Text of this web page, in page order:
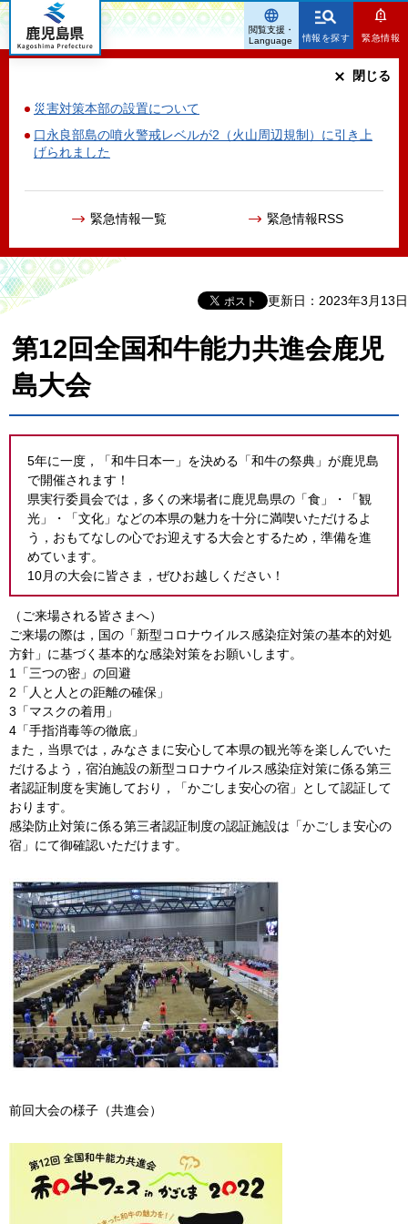
鹿児島県
情報を探す 緊急情報
災害対策本部の設置について
口永良部島の噴火警戒レベルが2（火山周辺規制）に引き上
げられました
緊急情報一覧 緊急情報RSS
閉じる
閲覧支援・
Language
更新日：2023年3月13日
第12回全国和牛能力共進会鹿児
島大会
5年に一度，「和牛日本一」を決める「和牛の祭典」が鹿児島
で開催されます！
県実行委員会では，多くの来場者に鹿児島県の「食」・「観
光」・「文化」などの本県の魅力を十分に満喫いただけるよ
う，おもてなしの心でお迎えする大会とするため，準備を進
めています。
10月の大会に皆さま，ぜひお越しください！
（ご来場される皆さまへ）
ご来場の際は，国の「新型コロナウイルス感染症対策の基本的対処
方針」に基づく基本的な感染対策をお願いします。
1「三つの密」の回避
2「人と人との距離の確保」
3「マスクの着用」
4「手指消毒等の徹底」
また，当県では，みなさまに安心して本県の観光等を楽しんでいた
だけるよう，宿泊施設の新型コロナウイルス感染症対策に係る第三
者認証制度を実施しており，「かごしま安心の宿」として認証して
おります。
感染防止対策に係る第三者認証制度の認証施設は「かごしま安心の
宿」にて御確認いただけます。
前回大会の様子（共進会）